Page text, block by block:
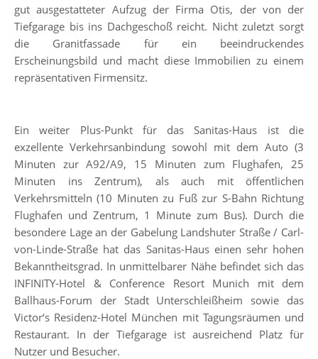
gut ausgestatteter Aufzug der Firma Otis, der von der
Tiefgarage bis ins Dachgeschoß reicht. Nicht zuletzt sorgt
die Granitfassade für ein beeindruckendes
Erscheinungsbild und macht diese Immobilien zu einem
repräsentativen Firmensitz.
Ein weiter Plus-Punkt für das Sanitas-Haus ist die
exzellente Verkehrsanbindung sowohl mit dem Auto (3
Minuten zur A92/A9, 15 Minuten zum Flughafen, 25
Minuten ins Zentrum), als auch mit öffentlichen
Verkehrsmitteln (10 Minuten zu Fuß zur S-Bahn Richtung
Flughafen und Zentrum, 1 Minute zum Bus). Durch die
besondere Lage an der Gabelung Landshuter Straße / Carl-
von-Linde-Straße hat das Sanitas-Haus einen sehr hohen
Bekanntheitsgrad. In unmittelbarer Nähe befindet sich das
INFINITY-Hotel & Conference Resort Munich mit dem
Ballhaus-Forum der Stadt Unterschleißheim sowie das
Victor‘s Residenz-Hotel München mit Tagungsräumen und
Restaurant. In der Tiefgarage ist ausreichend Platz für
Nutzer und Besucher.